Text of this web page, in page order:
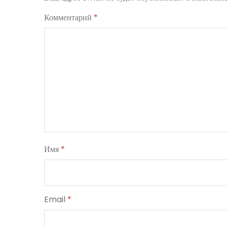
Комментарий *
Имя *
Email *